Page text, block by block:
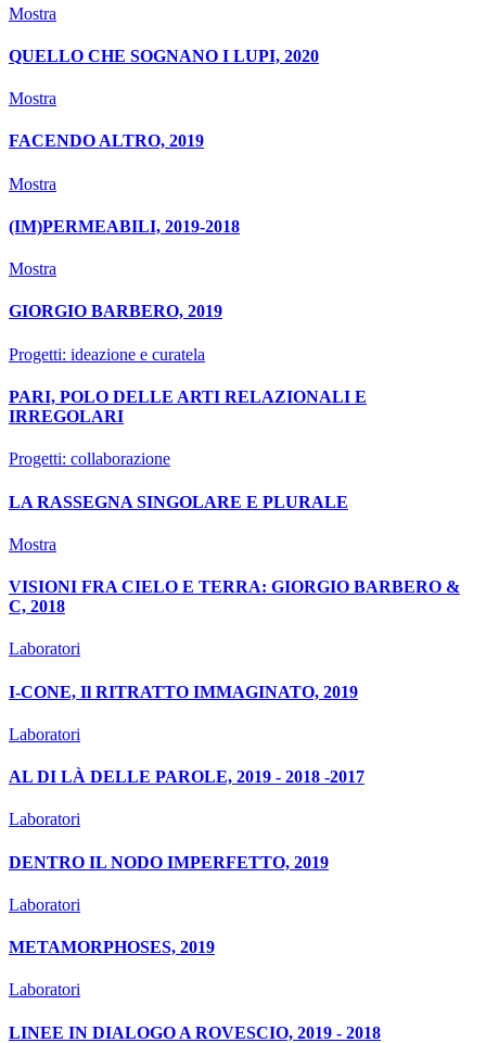
Mostra
QUELLO CHE SOGNANO I LUPI, 2020
Mostra
FACENDO ALTRO, 2019
Mostra
(IM)PERMEABILI, 2019-2018
Mostra
GIORGIO BARBERO, 2019
Progetti: ideazione e curatela
PARI, POLO DELLE ARTI RELAZIONALI E
IRREGOLARI
Progetti: collaborazione
LA RASSEGNA SINGOLARE E PLURALE
Mostra
VISIONI FRA CIELO E TERRA: GIORGIO BARBERO &
C, 2018
Laboratori
I-CONE, Il RITRATTO IMMAGINATO, 2019
Laboratori
AL DI LÀ DELLE PAROLE, 2019 - 2018 -2017
Laboratori
DENTRO IL NODO IMPERFETTO, 2019
Laboratori
METAMORPHOSES, 2019
Laboratori
LINEE IN DIALOGO A ROVESCIO, 2019 - 2018